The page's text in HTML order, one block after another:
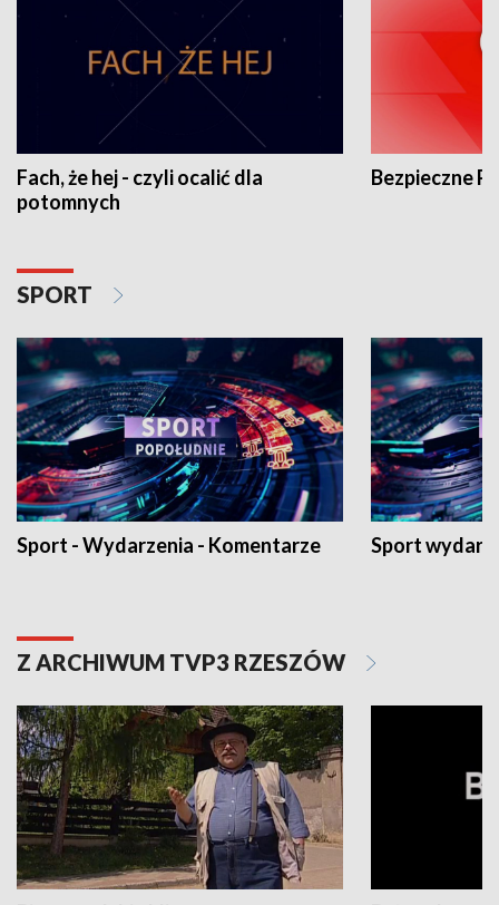
Fach, że hej - czyli ocalić dla
potomnych
Bezpieczne
SPORT
Sport - Wydarzenia - Komentarze Sport
Z ARCHIWUM TVP3 RZESZÓW